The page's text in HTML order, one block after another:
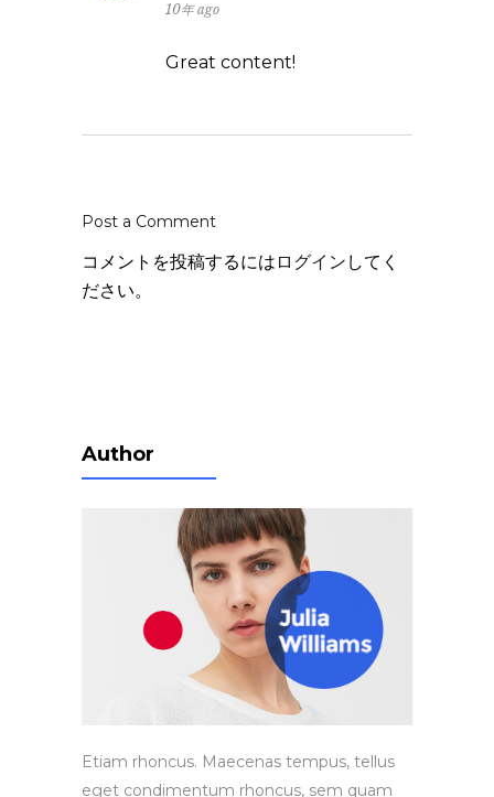
10年 ago
Great content!
Post a Comment
コメントを投稿するには ログイン してく
ださい。
Author
Etiam rhoncus. Maecenas tempus, tellus
eget condimentum rhoncus, sem quam